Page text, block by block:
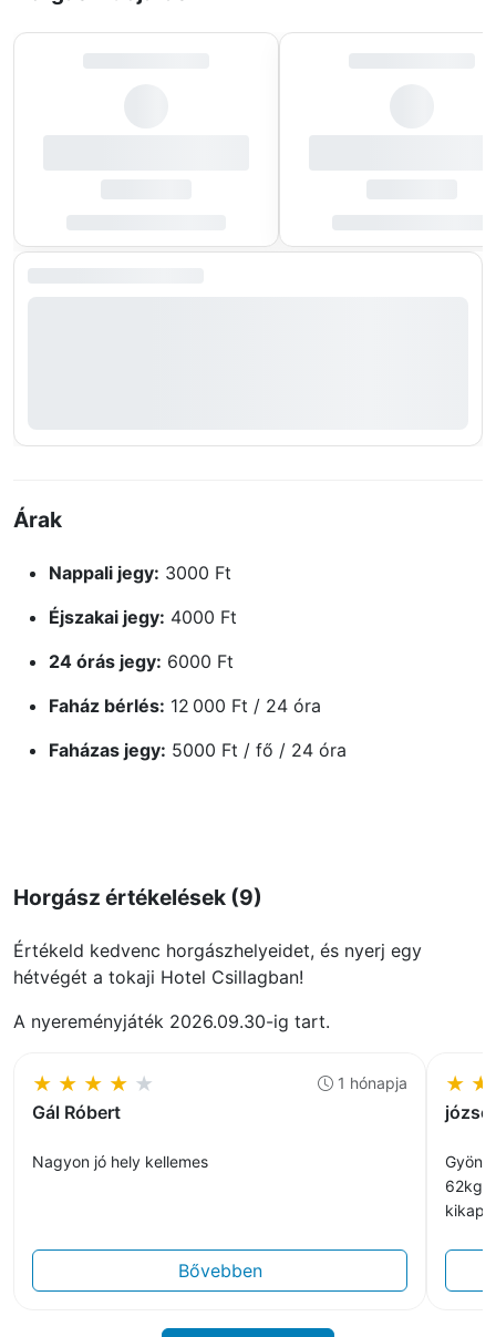
Árak
Nappali jegy: 3000 Ft
Éjszakai jegy: 4000 Ft
24 órás jegy: 6000 Ft
Faház bérlés: 12 000 Ft / 24 óra
Faházas jegy: 5000 Ft / fő / 24 óra
Horgász értékelések (9)
Értékeld kedvenc horgászhelyeidet, és nyerj egy
hétvégét a tokaji Hotel Csillagban!
A nyereményjáték 2026.09.30-ig tart.
★ ★ ★ ★ ★
Gál Róbert
1 hónapja
Nagyon jó hely kellemes
Bővebben
★ ★
62kg